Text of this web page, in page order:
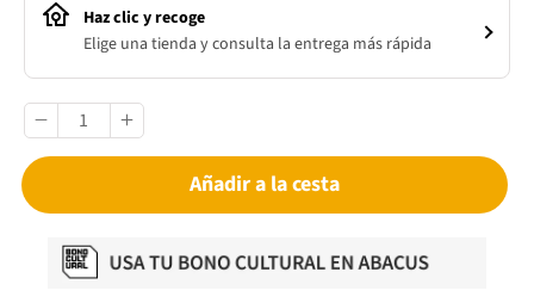
Haz clic y recoge
Elige una tienda y consulta la entrega más rápida
Añadir a la cesta